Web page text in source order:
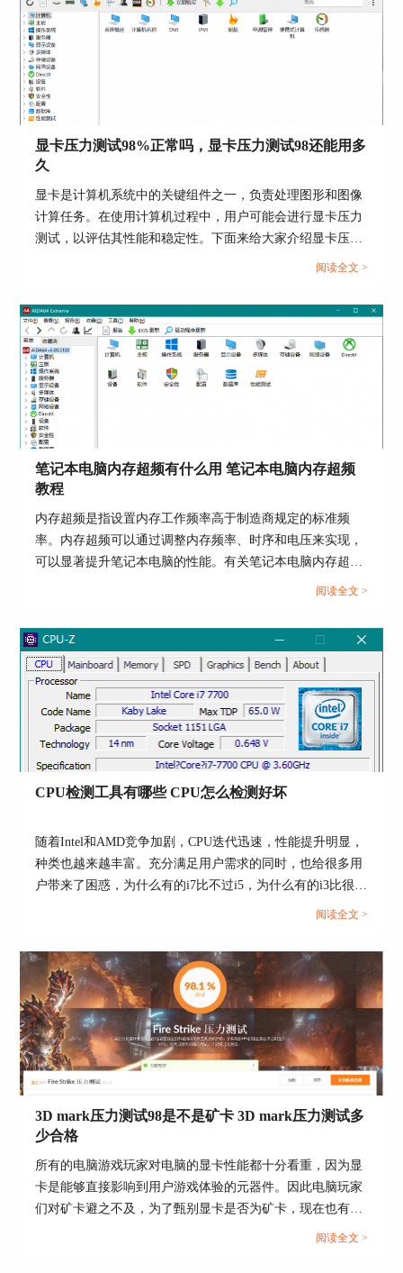
图三：查看电脑的详细信息
前面说到，即便是在Windows10这样一个大版本
中，里面也细分了家庭版、企业版、专业版等等不
同的版本，而每一个版本支持的功能和特征都是不
一样的，在了解了自己电脑是属于哪一个版本之
征，换句话来说，就是要弄明白我们电脑上的操作
系统是开发版还是稳定版，这些问题，也都能够在
AIDA64上找到答案。
我们还是在左侧菜单中的“操作系统”-“操作系统”，
向下拉到底，就能够看到预装在我们电脑上的操作
系统的特征，以本台电脑为例，本台电脑采用的是
Windows10家庭版，在AIDA64中的“调试版本”这个
选项当中显示“否”，也就是说，这台电脑预装的操
作系统不是正在调试的版本，而是稳定版本。而在
下方还有许多关于电脑操作系统的特征，用户都可
以一一去查看。
图四：使用AIDA64查看电脑操作系统特征
好了，以上就是关于如何使用AIDA64查看电脑操
作系统详情的全部内容了，不得不说，AIDA64真
脑的软件、硬件，还能够进行测试。如果有对这款
软件感兴趣的小伙伴们，可以前往AIDA64的中文
上了解更多详情哦！
显卡压力测试98%正常吗，显卡压力测试98还能用多
久
显卡是计算机系统中的关键组件之一，负责处理图形和图像
计算任务。在使用计算机过程中，用户可能会进行显卡压力
测试，以评估其性能和稳定性。下面来给大家介绍显卡压力
测试98%正常吗，显卡压力测试98还能用多久的内容。...
阅读全文 >
笔记本电脑内存超频有什么用 笔记本电脑内存超频
教程
内存超频是指设置内存工作频率高于制造商规定的标准频
率。内存超频可以通过调整内存频率、时序和电压来实现，
可以显著提升笔记本电脑的性能。有关笔记本电脑内存超频
有什么用，笔记本电脑内存超频教程的内容，本文向大家作
阅读全文 >
CPU检测工具有哪些 CPU怎么检测好坏
随着Intel和AMD竞争加剧，CPU迭代迅速，性能提升明显，
种类也越来越丰富。充分满足用户需求的同时，也给很多用
户带来了困惑，为什么有的i7比不过i5，为什么有的i3比很多
i5和i7性能更强？这就需要借助专业的工具对CPU进行检
例，向大家作简单介绍。...
阅读全文 >
3D mark压力测试98是不是矿卡 3D mark压力测试多
少合格
所有的电脑游戏玩家对电脑的显卡性能都十分看重，因为显
卡是能够直接影响到用户游戏体验的元器件。因此电脑玩家
们对矿卡避之不及，为了甄别显卡是否为矿卡，现在也有许
多的测试方法，典型的是3D mark压力测试，那么接下来我
阅读全文 >